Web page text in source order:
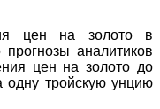
цен на золото в
аналитиков
цен на золото до
тройскую унцию